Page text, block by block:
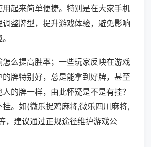
用起来简单便捷。特别是在大家手机
整牌型，提升游戏体验，避免影响
怎么提高胜率；一些玩家反映在游戏
的牌特别好，总是能拿到好牌，甚至
的牌一样，由此怀疑是不是有挂？
。如(微乐捉鸡麻将,微乐四川麻将,
，建议通过正规途径维护游戏公